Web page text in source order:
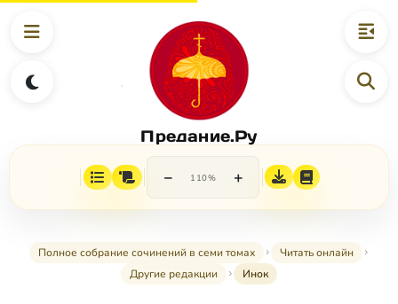
Предание.Ру
− 110% +
Полное собрание сочинений в семи томах
Читать онлайн
Другие редакции
Инок